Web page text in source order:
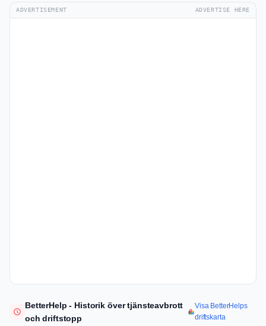
ADVERTISEMENT ADVERTISE HERE
BetterHelp - Historik över tjänsteavbrott
och driftstopp
Visa BetterHelps
driftskarta